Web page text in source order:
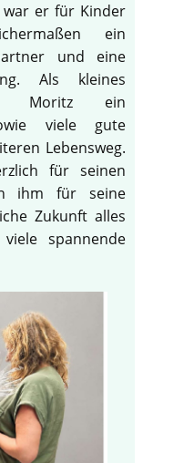
war er für Kinder
ein
und eine
Als kleines
Moritz ein
viele gute
Lebensweg.
für seinen
ihm für seine
Zukunft alles
spannende